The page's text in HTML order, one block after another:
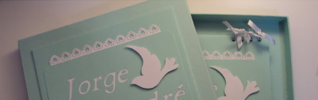
outras, artesanalmente, com cola livre de ácido e/ou fita banana para
dar efeito de alto relevo. Seus convidados vão adorar deixar
mensagens carinhosas, que ficarão registradas par a s empre Visite a
Vitrine da scraperia Amor no Papel Pode ser feito em outras
combinações de cores, ou em outros temas, sob consulta.